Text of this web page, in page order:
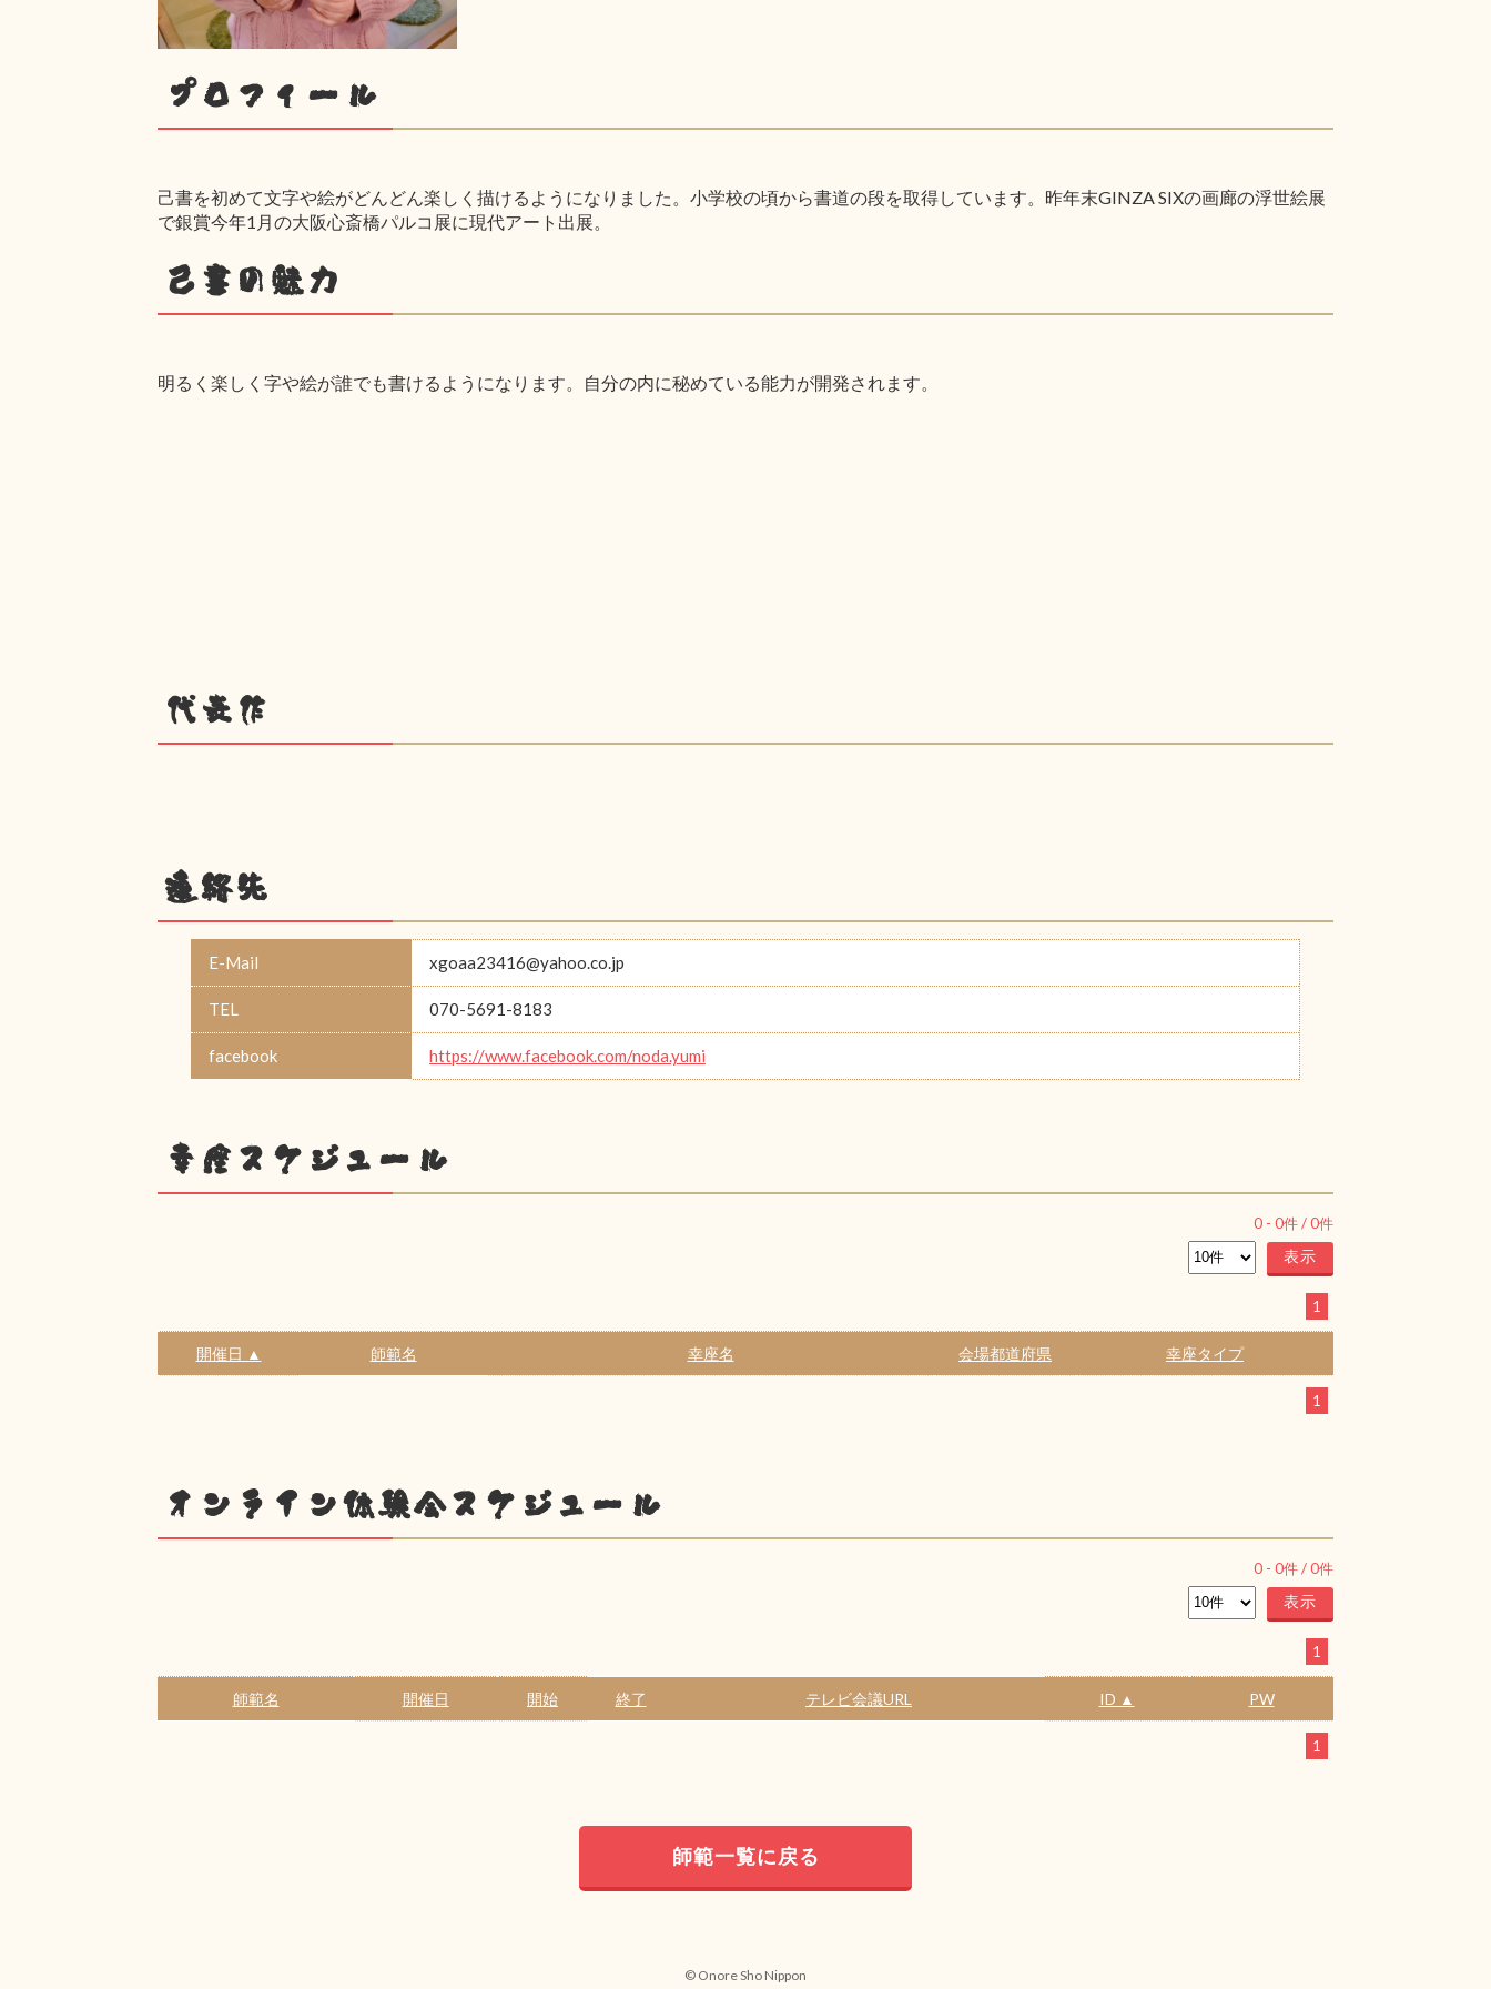
プロフィール
己書を初めて文字や絵がどんどん楽しく描けるようになりました。小学校の頃から書道の段を取得しています。昨年末GINZA SIXの画廊の浮世絵展
で銀賞今年1月の大阪心斎橋パルコ展に現代アート出展。
己書の魅力
明るく楽しく字や絵が誰でも書けるようになります。自分の内に秘めている能力が開発されます。
代表作
連絡先
E-Mail xgoaa23416@yahoo.co.jp
TEL 070-5691-8183
facebook https://www.facebook.com/noda.yumi
幸座スケジュール
0 - 0件 /0件
1
開催日 ▲ 師範名 幸座名 会場都道府県 幸座タイプ
1
オンライン体験会スケジュール
0 - 0件 /0件
1
師範名 開催日 開始 終了 テレビ会議URL ID ▲ PW
1
師範一覧に戻る
© Onore Sho Nippon